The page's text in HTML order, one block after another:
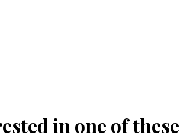
in one of these